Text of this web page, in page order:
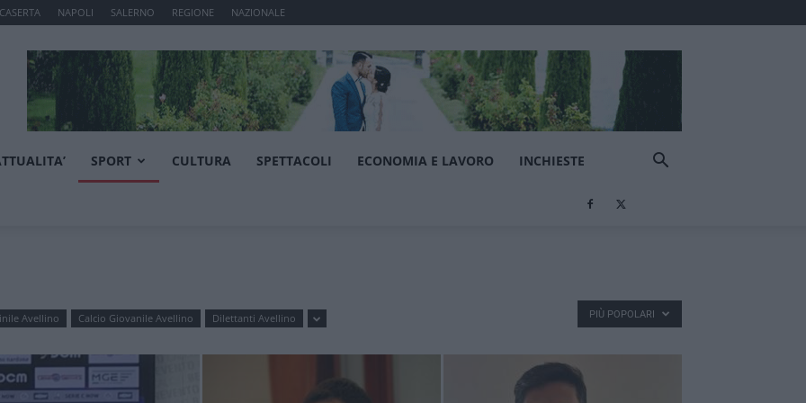
CASERTA NAPOLI SALERNO REGIONE NAZIONALE
SPORT CULTURA SPETTACOLI ECONOMIA E LAVORO INCHIESTE
Avellino Calcio Giovanile Avellino Dilettanti Avellino PIÙ POPOLARI